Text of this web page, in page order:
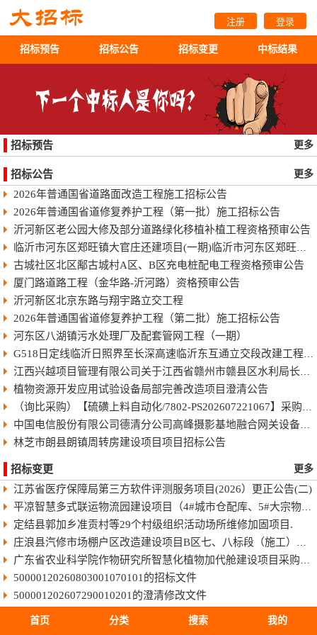
注册 登录
招标预告 招标公告 招标变更 中标结果
招标预告 更多
招标公告 更多
2026年普通国省道路面改造工程施工招标公告
2026年普通国省道修复养护工程（第一批）施工招标公告
沂河新区老公园大修及部分道路绿化移植补植工程资格预审公告
临沂市河东区郑旺镇大官庄还建项目(一期)临沂市河东区郑旺镇大官庄还建项目（一期）
古城社区北区鄅古城村A区、B区充电桩配电工程资格预审公告
厦门路道路工程（金华路-沂河路）资格预审公告
沂河新区北京东路与翔宇路立交工程
2026年普通国省道修复养护工程（第二批）施工招标公告
河东区八湖镇污水处理厂及配套管网工程（一期）
G518日定线临沂日照界至长深高速临沂东互通立交段改建工程快速化智慧公路施工招标公告
江西兴越项目管理有限公司关于江西省赣州市赣县区水利局长臂型中型蓝藻打捞干化一体船采购（项目编号：JXXY2026-GX-J002）的电子化竞争性谈判公告
植物资源开发应用试验设备局部完善改造项目澄清公告
（询比采购）【硫磺上料自动化/7802-PS202607221067】采购变更公告（第8号）
中国电信股份有限公司德清分公司高峰摄影基地融合网关设备采购项目-终止公告
林芝市朗县朗镇周转房建设项目项目招标公告
招标变更 更多
江苏省医疗保障局第三方软件评测服务项目(2026）更正公告(二)
平凉智慧多式联运物流园建设项目（4#城市仓配库、5#大宗物资库、场地强夯及地基处理）监理招标文件
定结县郭加乡准贡村等29个村级组织活动场所维修加固项目.
庄浪县汽修市场棚户区改造建设项目B区七、八标段（施工）招标文件
广东省农业科学院作物研究所智慧化植物加代舱建设项目采购更正公告（第一次）
50000120260803001070101的招标文件
500001202607290010201的澄清修改文件
50011420260806025010101的招标文件
首页 分类 搜索 我的